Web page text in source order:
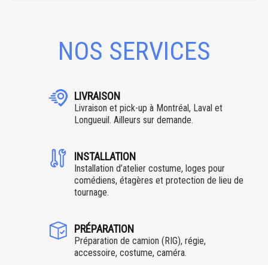
NOS SERVICES
LIVRAISON
Livraison et pick-up à Montréal, Laval et
Longueuil. Ailleurs sur demande.
INSTALLATION
Installation d’atelier costume, loges pour
comédiens, étagères et protection de lieu de
tournage.
PRÉPARATION
Préparation de camion (RIG), régie,
accessoire, costume, caméra.